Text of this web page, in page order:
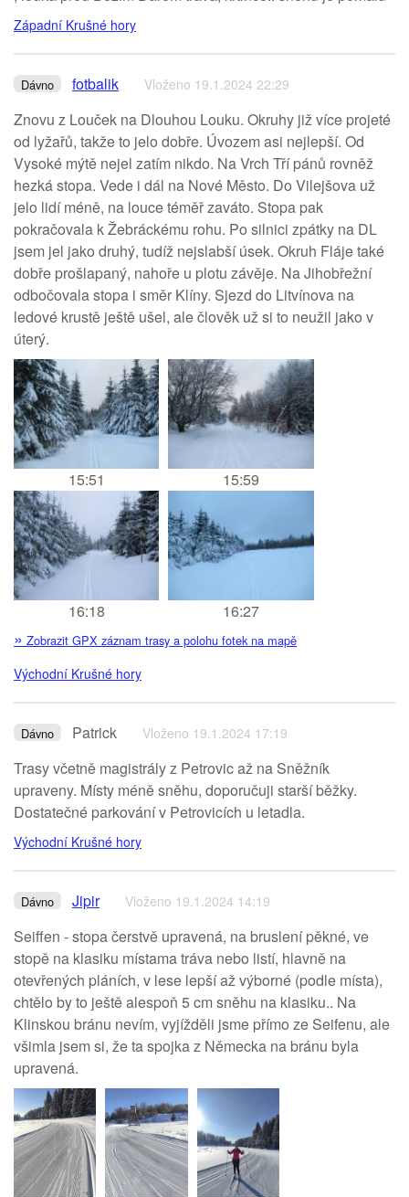
Západní Krušné hory
Dávno fotbalik Vloženo 19.1.2024 22:29
Znovu z Louček na Dlouhou Louku. Okruhy již více projeté
od lyžařů, takže to jelo dobře. Úvozem asi nejlepší. Od
Vysoké mýtě nejel zatím nikdo. Na Vrch Tří pánů rovněž
hezká stopa. Vede i dál na Nové Město. Do Vilejšova už
jelo lidí méně, na louce téměř zaváto. Stopa pak
pokračovala k Žebráckému rohu. Po silnici zpátky na DL
jsem jel jako druhý, tudíž nejslabší úsek. Okruh Fláje také
dobře prošlapaný, nahoře u plotu závěje. Na Jihobřežní
odbočovala stopa i směr Klíny. Sjezd do Litvínova na
ledové krustě ještě ušel, ale člověk už si to neužil jako v
úterý.
15:51 15:59
16:18 16:27
» Zobrazit GPX záznam trasy a polohu fotek na mapě
Východní Krušné hory
Dávno Patrick Vloženo 19.1.2024 17:19
Trasy včetně magistrály z Petrovic až na Sněžník
upraveny. Místy méně sněhu, doporučuji starší běžky.
Dostatečné parkování v Petrovicích u letadla.
Východní Krušné hory
Dávno Jipir Vloženo 19.1.2024 14:19
Seiffen - stopa čerstvě upravená, na bruslení pěkné, ve
stopě na klasiku místama tráva nebo listí, hlavně na
otevřených pláních, v lese lepší až výborné (podle místa),
chtělo by to ještě alespoň 5 cm sněhu na klasiku.. Na
Klinskou bránu nevím, vyjížděli jsme přímo ze Seifenu, ale
všimla jsem si, že ta spojka z Německa na bránu byla
upravená.